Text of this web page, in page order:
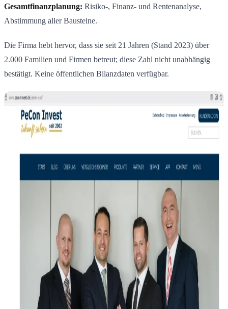
Gesamtfinanzplanung: Risiko-, Finanz- und Rentenanalyse,
Abstimmung aller Bausteine.
Die Firma hebt hervor, dass sie seit 21 Jahren (Stand 2023) über
2.000 Familien und Firmen betreut; diese Zahl nicht unabhängig
bestätigt. Keine öffentlichen Bilanzdaten verfügbar.